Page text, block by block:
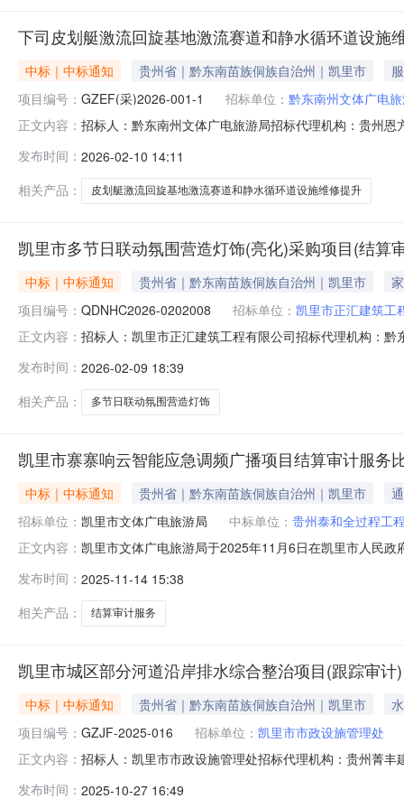
下司皮划艇激流回旋基地激流赛道和静水循环道设
中标｜中标通知 贵州省｜黔东南苗族侗族自治州｜凯里市
项目编号： GZEF(采)2026-001-1 招标单位： 黔东南州文体广电
正文内容： 招标人：黔东南州文体广电旅游局招标代理机构：贵州
有限公司总价人民币16000元下司皮划艇激流回旋基地
流赛道和静水循环
发布时间： 2026-02-10 14:11
相关产品：
皮划艇激流回旋基地激流赛道和静水循环道设施维修提升
凯里市多节日联动氛围营造灯饰(亮化)采购项目(结算
中标｜中标通知 贵州省｜黔东南苗族侗族自治州｜凯里市
项目编号： QDNHC2026-0202008 招标单位： 凯里市正汇建筑工
正文内容： 招标人：凯里市正汇建筑工程有限公司招标代理机构：
日联动氛围营造灯饰（亮化）采购项目（结算审计）中
项
发布时间： 2026-02-09 18:39
相关产品：
多节日联动氛围营造灯饰
凯里市寨寨响云智能应急调频广播项目结算审计服务
中标｜中标通知 贵州省｜黔东南苗族侗族自治州｜凯里市
招标单位： 凯里市文体广电旅游局 中标单位： 贵州泰和全过程工
正文内容： 凯里市文体广电旅游局于2025年11月6日在凯里市人民
确定中标单位为贵州泰和全过程工程咨询服务有限公司
映。联系
发布时间： 2025-11-14 15:38
相关产品：
结算审计服务
凯里市城区部分河道沿岸排水综合整治项目(跟踪审计)
中标｜中标通知 贵州省｜黔东南苗族侗族自治州｜凯里市
项目编号： GZJF-2025-016 招标单位： 凯里市市政设施管理处
正文内容： 招标人：凯里市市政设施管理处招标代理机构：贵州菁
通知》(黔造价协[2021]10号)计算取费标准下浮54.5%。
发布时间： 2025-10-27 16:49